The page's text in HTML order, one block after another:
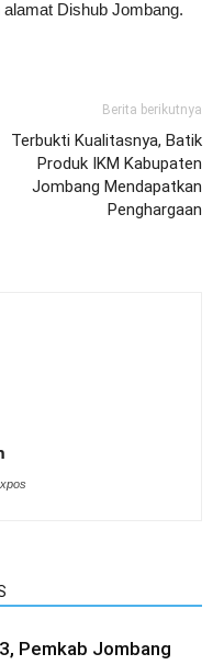
Dishub Jombang.
Berita berikutnya
Terbukti Kualitasnya, Batik
Produk IKM Kabupaten
Jombang Mendapatkan
Penghargaan
Pemkab Jombang